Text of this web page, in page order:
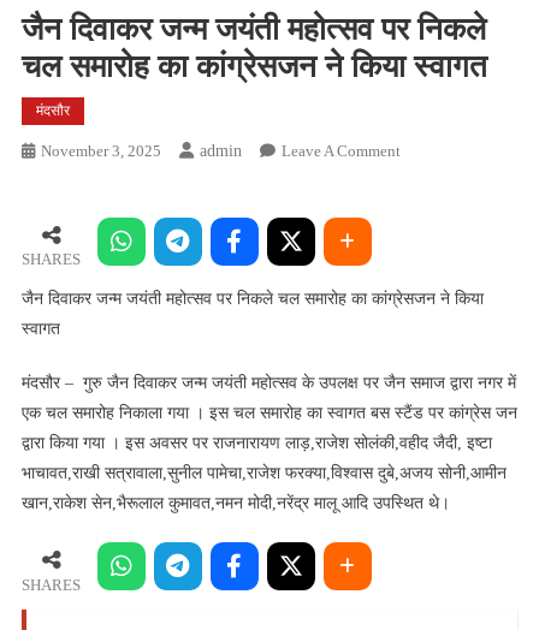
जैन दिवाकर जन्म जयंती महोत्सव पर निकले
चल समारोह का कांग्रेसजन ने किया स्वागत
मंदसौर
November 3, 2025 Admin Leave A CommentOn
महोत्सव
कांग्रेसजन
ने
किया
SHARES
जैन दिवाकर जन्म जयंती महोत्सव पर निकले चल समारोह का कांग्रेसजन ने किया
स्वागत
मंदसौर – गुरु जैन दिवाकर जन्म जयंती महोत्सव के उपलक्ष पर जैन समाज द्वारा नगर में
एक चल समारोह निकाला गया । इस चल समारोह का स्वागत बस स्टैंड पर कांग्रेस जन
द्वारा किया गया । इस अवसर पर राजनारायण लाड़,राजेश सोलंकी,वहीद जैदी, इष्टा
भाचावत,राखी सत्रावाला,सुनील पामेचा,राजेश फरक्या,विश्वास दुबे,अजय सोनी,आमीन
खान,राकेश सेन,भैरूलाल कुमावत,नमन मोदी,नरेंद्र मालू आदि उपस्थित थे।
SHARES